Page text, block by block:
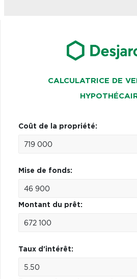
CALCULATRICE DE
Coût de la propriété:
Mise de fonds:
Montant du prêt:
Taux d'intérêt: